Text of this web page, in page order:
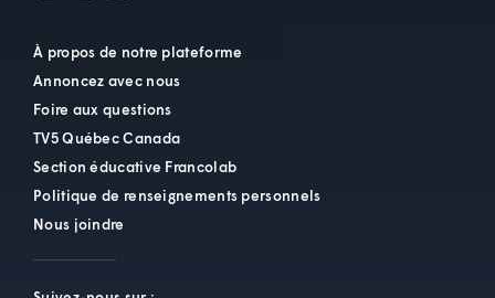
À propos de notre plateforme
Annoncez avec nous
Foire aux questions
TV5 Québec Canada
Section éducative Francolab
Politique de renseignements personnels
Nous joindre